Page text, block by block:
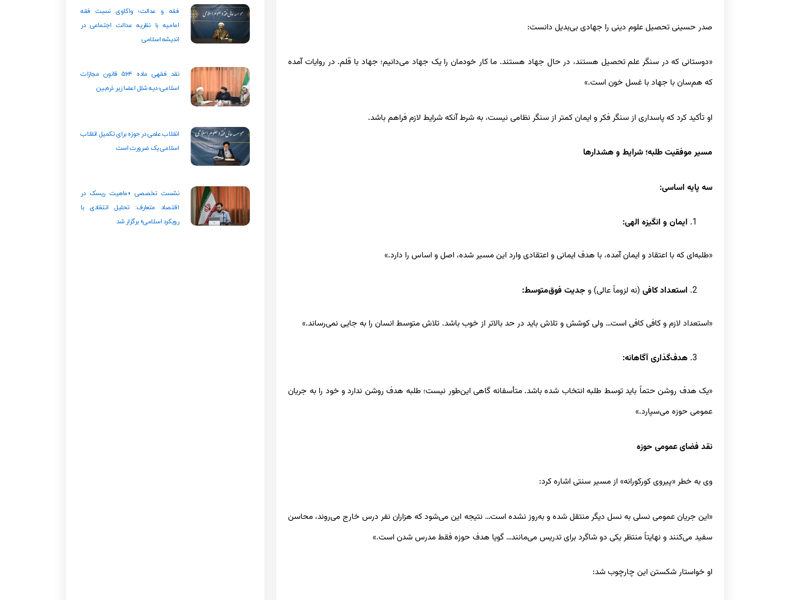
صدر حسینی تحصیل علوم دینی را جهادی بی‌بدیل دانست:
«دوستانی که در سنگر علم تحصیل هستند، در حال جهاد هستند. ما کار خودمان را یک جهاد می‌دانیم؛ جهاد با قلم. در روایات آمده
که هم‌سان با جهاد با غسل خون است.»
او تأکید کرد که پاسداری از سنگر فکر و ایمان کمتر از سنگر نظامی نیست، به شرط آنکه شرایط لازم فراهم باشد.
مسیر موفقیت طلبه؛ شرایط و هشدارها
سه پایه اساسی:
ایمان و انگیزه الهی:
«طلبه‌ای که با اعتقاد و ایمان آمده، با هدف ایمانی و اعتقادی وارد این مسیر شده، اصل و اساس را دارد.»
استعداد کافی (نه لزوماً عالی) وجدیت فوق‌متوسط:
«استعداد لازم و کافی کافی است… ولی کوشش و تلاش باید در حد بالاتر از خوب باشد. تلاش متوسط انسان را به جایی نمی‌رساند.»
هدف‌گذاری آگاهانه:
«یک هدف روشن حتماً باید توسط طلبه انتخاب شده باشد. متأسفانه گاهی این‌طور نیست؛ طلبه هدف روشن ندارد و خود را به جریان
عمومی حوزه می‌سپارد.»
نقد فضای عمومی حوزه
وی به خطر «پیروی کورکورانه» از مسیر سنتی اشاره کرد:
«این جریان عمومی نسلی به نسل دیگر منتقل شده و به‌روز نشده است… نتیجه این می‌شود که هزاران نفر درس خارج می‌روند، محاسن
سفید می‌کنند و نهایتاً منتظر یکی دو شاگرد برای تدریس می‌مانند… گویا هدف حوزه فقط مدرس شدن است.»
او خواستار شکستن این چارچوب شد:
فقه و عدالت؛ واکاوی نسبت فقه
امامیه با نظریه عدالت اجتماعی در
اندیشه اسلامی
نقد فقهی ماده ۵۶۴ قانون مجازات
اسلامی؛ دیه شلل اعضا زیر ذره‌بین
انقلاب علمی در حوزه برای تکمیل انقلاب
اسلامی یک ضرورت است
نشست تخصصی «ماهیت ریسک در
اقتصاد متعارف: تحلیل انتقادی با
رویکرد اسلامی» برگزار شد